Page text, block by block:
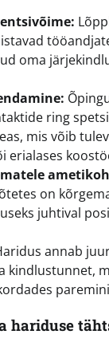
oma
ring
mis võib
erialases
on
juhtival
annab
kindlustunnet,
hariduse